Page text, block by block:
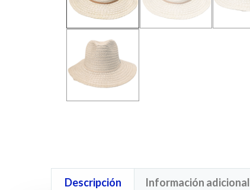
Descripción Información adicional